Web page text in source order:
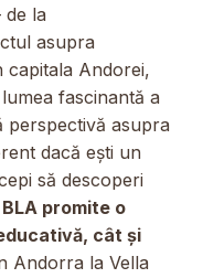
de la
asupra
capitala Andorei,
fascinantă a
perspectivă asupra
dacă ești un
să descoperi
BLA promite o
cât și
Andorra la Vella